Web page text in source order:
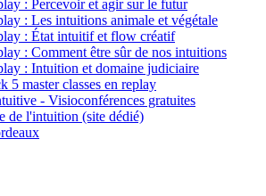
: Percevoir et agir sur le futur
: Les intuitions animale et végétale
: État intuitif et flow créatif
: Comment être sûr de nos intuitions
: Intuition et domaine judiciaire
5 master classes en replay
- Visioconférences gratuites
de l'intuition (site dédié)